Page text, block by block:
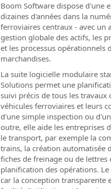
Boom Software dispose d'une
dizaines d'années dans la
ferroviaires centraux - avec un
gestion globale des actifs, les
et les processus opérationnels
marchandises.
La suite logicielle modulaire
Solutions permet une
suivi précis de tous les travaux
véhicules ferroviaires et leurs
d'une simple inspection ou
outre, elle aide les entreprises
le transport, par exemple la
trains, la création automatisée
fiches de freinage ou de
planification des opérations.
car la conception transparente